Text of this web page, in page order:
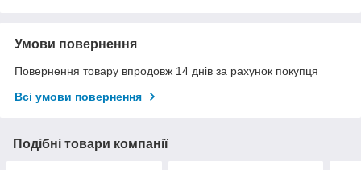
Умови повернення
Повернення товару впродовж 14 днів за рахунок покупця
Всі умови повернення
Подібні товари компанії